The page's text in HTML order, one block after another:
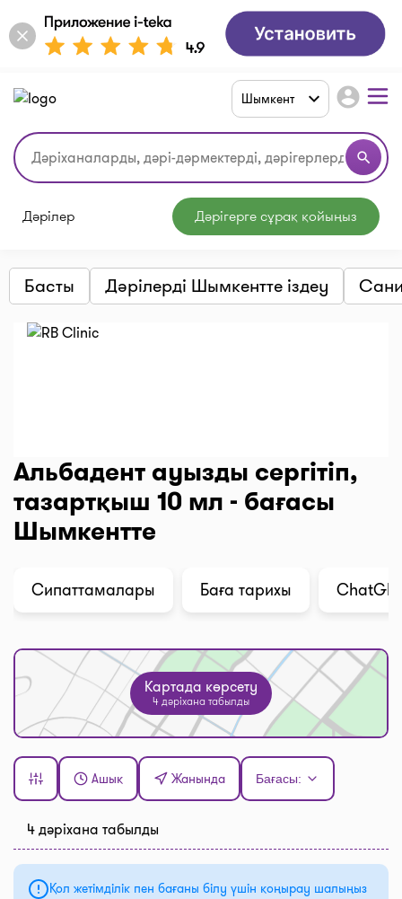
search
Шымкент account_circle
Дәрілер Дәрігерге сұрақ қойыңыз
Басты Дәрілерді Шымкентте іздеу
Альбадент ауызды сергітіп,
тазартқыш 10 мл - бағасы
Шымкентте
Сипаттамалары Баға тарихы
Картада көрсету
4 дәріхана табылды
Ашық Жанында Бағасы:
4 дәріхана табылды
Қол жетімділік пен бағаны білу үшін қоңырау шалыңыз